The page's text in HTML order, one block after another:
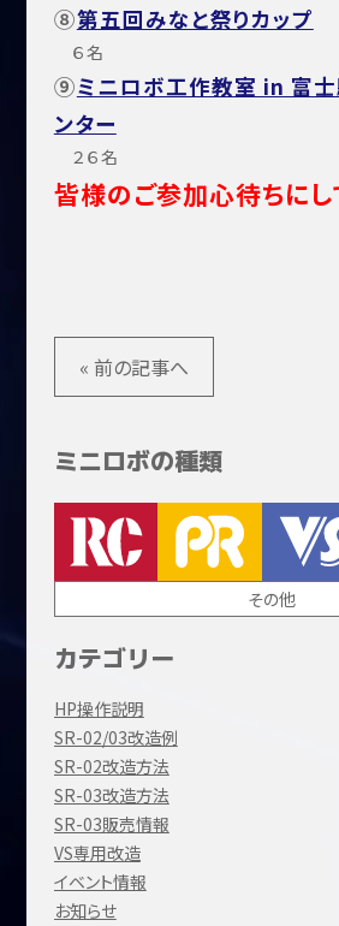
⑧第五回みなと祭りカップ
６名
⑨ミニロボ工作教室 in 富士
ンター
２６名
皆様のご参加心待ちにし
« 前の記事へ
ミニロボの種類
その他
カテゴリー
HP操作説明
SR-02/03改造例
SR-02改造方法
SR-03改造方法
SR-03販売情報
VS専用改造
イベント情報
お知らせ